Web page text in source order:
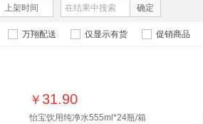
上架时间 确定
万翔配送 仅显示有货 促销商品
￥ 31.90
怡宝饮用纯净水555ml*24瓶/箱